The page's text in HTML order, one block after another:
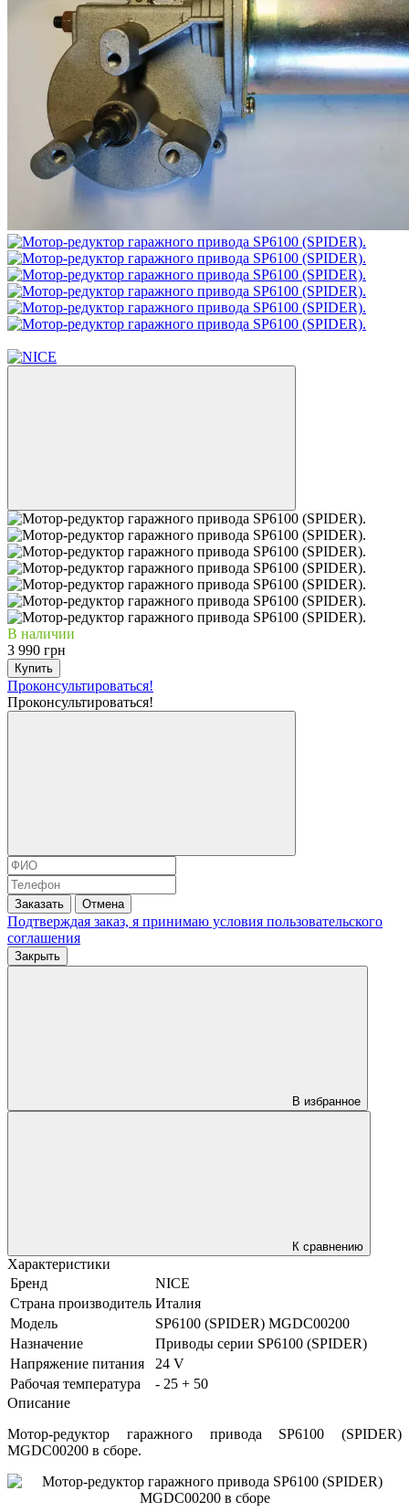
В наличии
3 990 грн
Купить
Проконсультироваться!
Проконсультироваться!
Заказать Отмена
Подтверждая заказ, я принимаю условия пользовательского
соглашения
Закрыть
В избранное
К сравнению
Характеристики
Бренд
NICE
Страна производитель Италия
Модель
SP6100 (SPIDER) MGDC00200
Назначение
Приводы серии SP6100 (SPIDER)
Напряжение питания
24 V
Рабочая температура
- 25 + 50
Описание
Мотор-редуктор гаражного привода SP6100 (SPIDER)
MGDC00200 в сборе.